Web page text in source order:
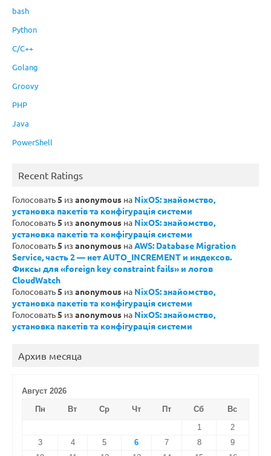
bash
Python
C/C++
Golang
Groovy
PHP
Java
PowerShell
Recent Ratings
Голосовать5 из anonymous на NixOS: знайомство,
установка пакетів та конфігурація системи
Голосовать5 из anonymous на NixOS: знайомство,
установка пакетів та конфігурація системи
Голосовать5 из anonymous наAWS: Database Migration
Service, часть 2 — нет AUTO_INCREMENT и индексов.
Фиксы для «foreign key constraint fails» и логов
CloudWatch
Голосовать5 из anonymous на NixOS: знайомство,
установка пакетів та конфігурація системи
Голосовать5 из anonymous на NixOS: знайомство,
установка пакетів та конфігурація системи
Архив месяца
Август 2026
Пн
Вт Ср Чт Пт Сб
Вс
1
2
3
4 5 6 7 8
9